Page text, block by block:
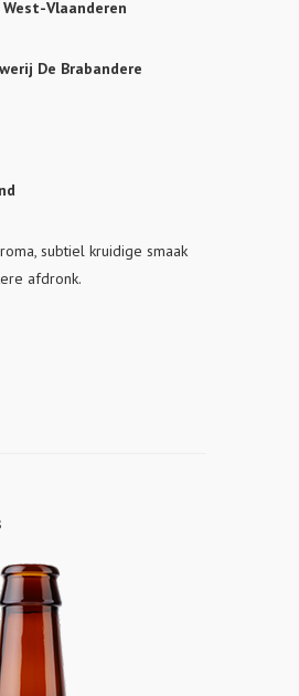
West-Vlaanderen
De Brabandere
subtiel kruidige smaak
afdronk.